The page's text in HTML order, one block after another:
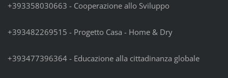
+393358030663 - Cooperazione allo Sviluppo
+393482269515 - Progetto Casa - Home & Dry
+393477396364 - Educazione alla cittadinanza globale